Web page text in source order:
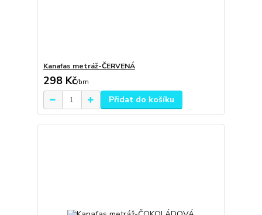
Kanafas metráž-ČERVENÁ
298 Kč/bm
Přidat do košíku